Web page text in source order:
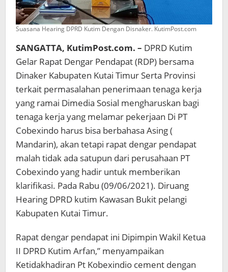
Suasana Hearing DPRD Kutim Dengan Disnaker. KutimPost.com
SANGATTA, KutimPost.com. – DPRD Kutim
Gelar Rapat Dengar Pendapat (RDP) bersama
Dinaker Kabupaten Kutai Timur Serta Provinsi
terkait permasalahan penerimaan tenaga kerja
yang ramai Dimedia Sosial mengharuskan bagi
tenaga kerja yang melamar pekerjaan Di PT
Cobexindo harus bisa berbahasa Asing (
Mandarin), akan tetapi rapat dengar pendapat
malah tidak ada satupun dari perusahaan PT
Cobexindo yang hadir untuk memberikan
klarifikasi. Pada Rabu (09/06/2021). Diruang
Hearing DPRD kutim Kawasan Bukit pelangi
Kabupaten Kutai Timur.
Rapat dengar pendapat ini Dipimpin Wakil Ketua
II DPRD Kutim Arfan,” menyampaikan
Ketidakhadiran Pt Kobexindio cement dengan